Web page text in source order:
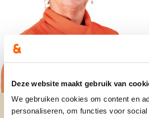
Deze website maakt gebruik van
We gebruiken cookies om content en
personaliseren, om functies voor